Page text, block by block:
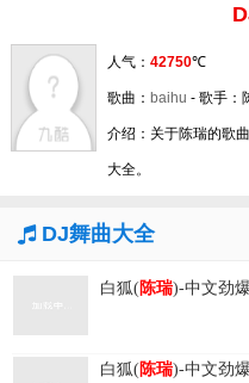
人气： 42750℃
歌曲： baihu - 歌手：
介绍：关于陈瑞的歌
大全。
DJ舞曲大全
白狐(陈瑞)-中文劲
白狐(陈瑞)-中文劲